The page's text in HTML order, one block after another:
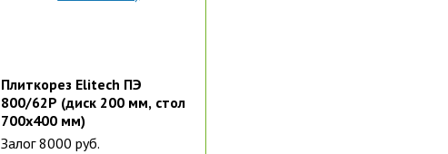
Плиткорез Elitech ПЭ
800/62Р (диск 200 мм, стол
700x400 мм)
Залог 8000 руб.